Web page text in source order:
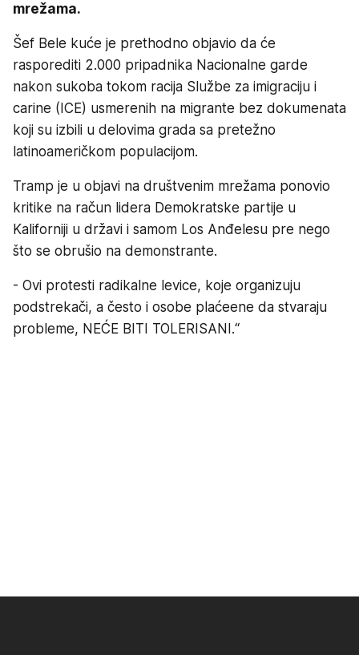
mrežama.
Šef Bele kuće je prethodno objavio da će
rasporediti 2.000 pripadnika Nacionalne garde
nakon sukoba tokom racija Službe za imigraciju i
carine (ICE) usmerenih na migrante bez dokumenata
koji su izbili u delovima grada sa pretežno
latinoameričkom populacijom.
Tramp je u objavi na društvenim mrežama ponovio
kritike na račun lidera Demokratske partije u
Kaliforniji u državi i samom Los Anđelesu pre nego
što se obrušio na demonstrante.
- Ovi protesti radikalne levice, koje organizuju
podstrekači, a često i osobe plaćeene da stvaraju
probleme, NEĆE BITI TOLERISANI.“